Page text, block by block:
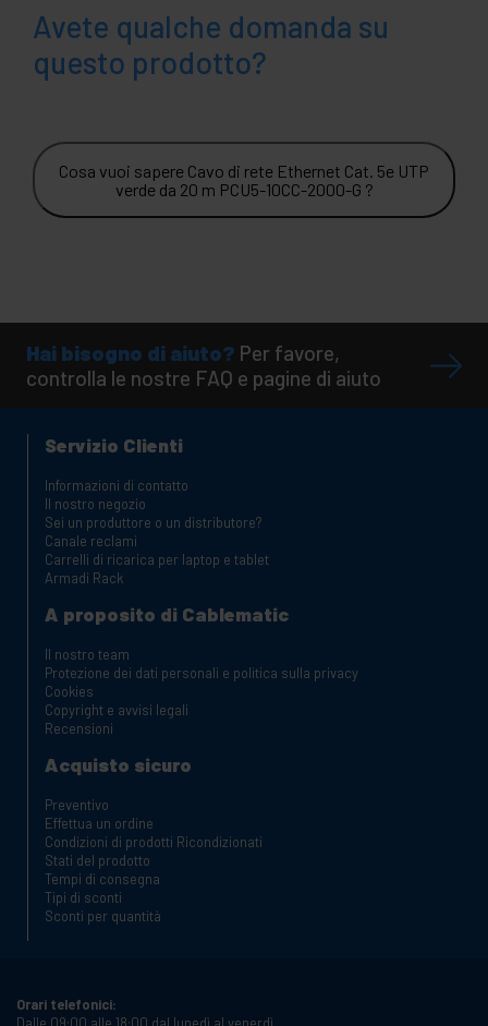
Avete qualche domanda su
questo prodotto?
Cosa vuoi sapere Cavo di rete Ethernet Cat. 5e UTP
verde da 20 m PCU5-10CC-2000-G ?
Hai bisogno di aiuto? Per favore,
controlla le nostre FAQ e pagine di aiuto
Servizio Clienti
Informazioni di contatto
Il nostro negozio
Sei un produttore o un distributore?
Canale reclami
Carrelli di ricarica per laptop e tablet
Armadi Rack
A proposito di Cablematic
Il nostro team
Protezione dei dati personali e politica sulla privacy
Cookies
Copyright e avvisi legali
Recensioni
Acquisto sicuro
Preventivo
Effettua un ordine
Condizioni di prodotti Ricondizionati
Stati del prodotto
Tempi di consegna
Tipi di sconti
Sconti per quantità
Orari telefonici:
Dalle 09:00 alle 18:00 dal lunedì al venerdì